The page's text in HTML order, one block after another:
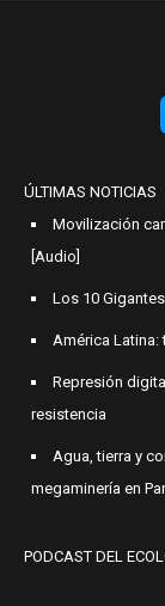
ÚLTIMAS NOTICIAS
Movilización
[Audio]
Los 10
América
Represión
resistencia
Agua, tierra y
megaminería en
PODCAST DEL